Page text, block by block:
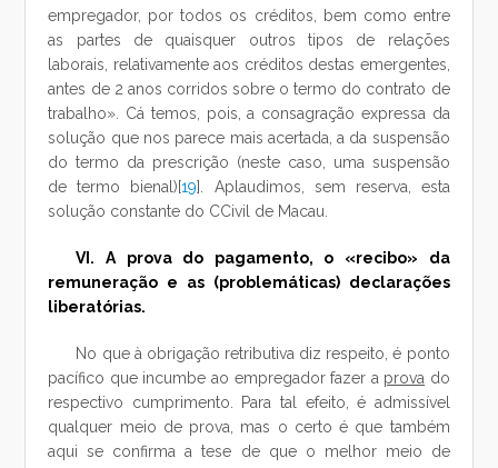
empregador, por todos os créditos, bem como entre
as partes de quaisquer outros tipos de relações
laborais, relativamente aos créditos destas emergentes,
antes de 2 anos corridos sobre o termo do contrato de
trabalho». Cá temos, pois, a consagração expressa da
solução que nos parece mais acertada, a da suspensão
do termo da prescrição (neste caso, uma suspensão
de termo bienal)[19]. Aplaudimos, sem reserva, esta
solução constante do CCivil de Macau.
VI. A prova do pagamento, o «recibo» da
remuneração e as (problemáticas) declarações
liberatórias.
No que à obrigação retributiva diz respeito, é ponto
pacífico que incumbe ao empregador fazer a prova do
respectivo cumprimento. Para tal efeito, é admissível
qualquer meio de prova, mas o certo é que também
aqui se confirma a tese de que o melhor meio de